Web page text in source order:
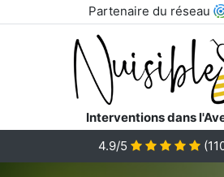
Partenaire du réseau
Interventions dans
4.9/5
(